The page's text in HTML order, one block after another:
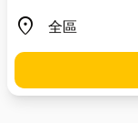
place
地區